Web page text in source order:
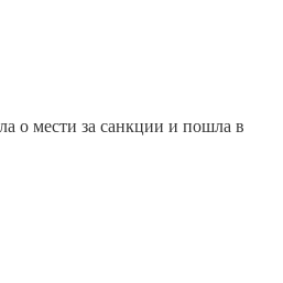
о мести за санкции и пошла в